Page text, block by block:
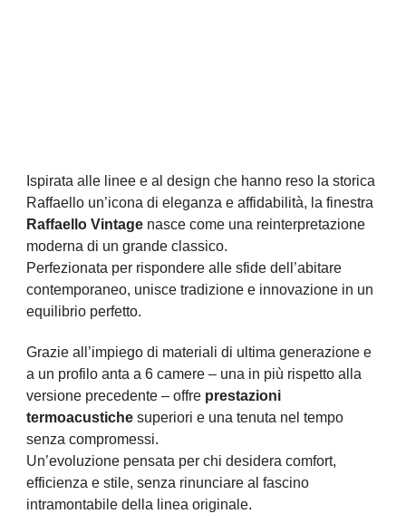
Ispirata alle linee e al design che hanno reso la storica
Raffaello un’icona di eleganza e affidabilità, la finestra
Raffaello Vintagenasce come una reinterpretazione
moderna di un grande classico.
Perfezionata per rispondere alle sfide dell’abitare
contemporaneo, unisce tradizione e innovazione in un
equilibrio perfetto.
Grazie all’impiego di materiali di ultima generazione e
a un profilo anta a 6 camere – una in più rispetto alla
versione precedente – offre prestazioni
termoacustichesuperiori e una tenuta nel tempo
senza compromessi.
Un’evoluzione pensata per chi desidera comfort,
efficienza e stile, senza rinunciare al fascino
intramontabile della linea originale.